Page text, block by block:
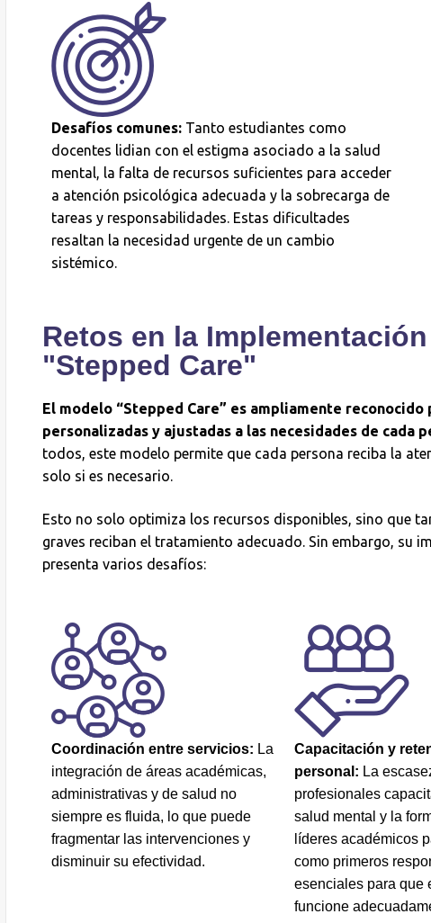
Desafíos comunes: Tanto estudiantes como
docentes lidian con el estigma asociado a la salud
mental, la falta de recursos suficientes para acceder
a atención psicológica adecuada y la sobrecarga de
tareas y responsabilidades. Estas dificultades
resaltan la necesidad urgente de un cambio
sistémico.
Retos en la
"Stepped Care"
El modelo “Stepped Care” es ampliamente
personalizadas y ajustadas a las necesidades de cada
todos, este modelo permite que cada persona reciba la
solo si es necesario.
Esto no solo optimiza los recursos disponibles, sino que
graves reciban el tratamiento adecuado. Sin embargo, su
presenta varios desafíos:
Coordinación entre servicios: La
integración de áreas académicas,
administrativas y de salud no
siempre es fluida, lo que puede
fragmentar las intervenciones y
disminuir su efectividad.
Capacitación y
personal: La
profesionales
salud mental y la
líderes académicos
como primeros
esenciales para que
funcione